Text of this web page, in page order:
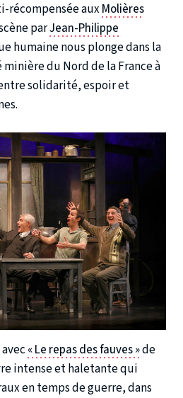
récompensée aux Molières
parJean-Philippe
humaine nous plonge dans la
du Nord de la France à
solidarité, espoir et
« Le repas des fauves »de
intense et haletante qui
en temps de guerre, dans